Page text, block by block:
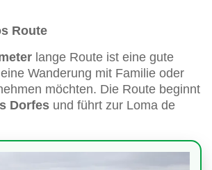
Route
lange Route ist eine gute
Wanderung mit Familie oder
möchten. Die Route beginnt
Dorfes und führt zur Loma de